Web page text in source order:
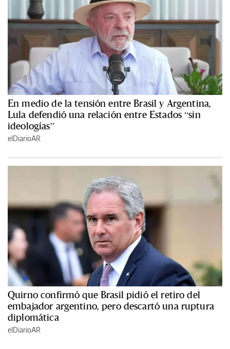
En medio de la tensión entre Brasil y Argentina,
Lula defendió una relación entre Estados “sin
ideologías”
elDiarioAR
Quirno confirmó que Brasil pidió el retiro del
embajador argentino, pero descartó una ruptura
diplomática
elDiarioAR